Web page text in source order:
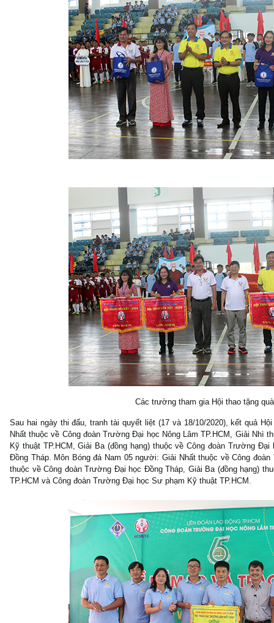
Các trường tham gia Hội thao tặng
Sau hai ngày thi đấu, tranh tài quyết liệt (17 và 18/10/2020), kết quả
Nhất thuộc về Công đoàn Trường Đại học Nông Lâm TP.HCM, Giải Nhì
Kỹ thuật TP.HCM, Giải Ba (đồng hạng) thuộc về Công đoàn Trường
Đồng Tháp. Môn Bóng đá Nam 05 người: Giải Nhất thuộc về Công
thuộc về Công đoàn Trường Đại học Đồng Tháp, Giải Ba (đồng hạng)
TP.HCM và Công đoàn Trường Đại học Sư phạm Kỹ thuật TP.HCM.